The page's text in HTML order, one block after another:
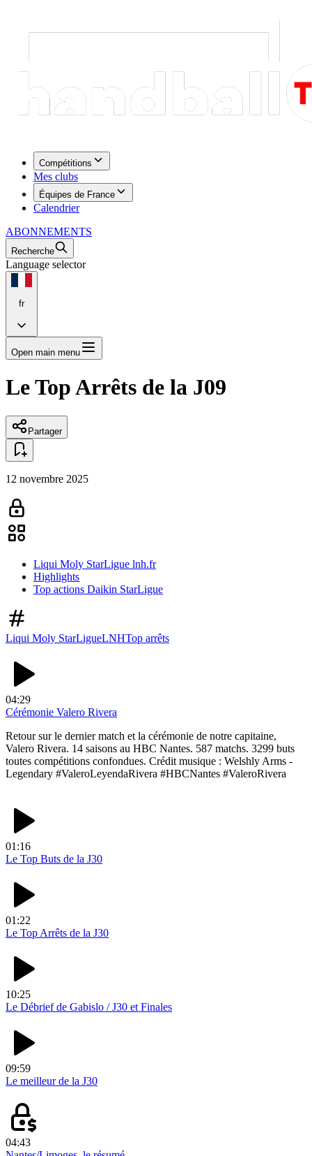
Compétitions
Mes clubs
Équipes de France
Calendrier
ABONNEMENTS
Recherche
Language selector
fr
Open main menu
Le Top Arrêts de la J09
Partager
12 novembre 2025
Liqui Moly StarLigue lnh.fr
Highlights
Top actions Daikin StarLigue
Liqui Moly StarLigueLNHTop arrêts
04:29
Cérémonie Valero Rivera
Retour sur le dernier match et la cérémonie de notre capitaine,
Valero Rivera. 14 saisons au HBC Nantes. 587 matchs. 3299 buts
toutes compétitions confondues. Crédit musique : Welshly Arms -
Legendary #ValeroLeyendaRivera #HBCNantes #ValeroRivera
01:16
Le Top Buts de la J30
01:22
Le Top Arrêts de la J30
10:25
Le Débrief de Gabislo / J30 et Finales
09:59
Le meilleur de la J30
04:43